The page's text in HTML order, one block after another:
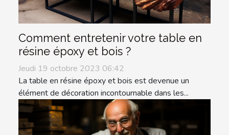
Comment entretenir votre table en
résine époxy et bois ?
Jeudi 19 octobre 2023 06:42
La table en résine époxy et bois est devenue un
élément de décoration incontournable dans les...